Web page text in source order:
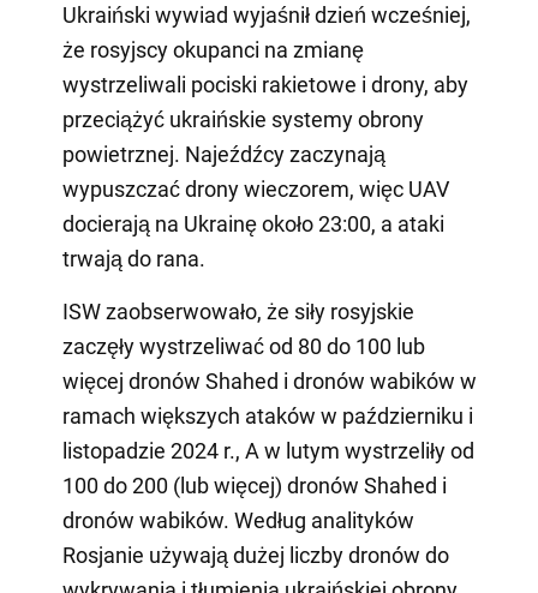
Ukraiński wywiad wyjaśnił dzień wcześniej,
że rosyjscy okupanci na zmianę
wystrzeliwali pociski rakietowe i drony, aby
przeciążyć ukraińskie systemy obrony
powietrznej. Najeźdźcy zaczynają
wypuszczać drony wieczorem, więc UAV
docierają na Ukrainę około 23:00, a ataki
trwają do rana.
ISW zaobserwowało, że siły rosyjskie
zaczęły wystrzeliwać od 80 do 100 lub
więcej dronów Shahed i dronów wabików w
ramach większych ataków w październiku i
listopadzie 2024 r., A w lutym wystrzeliły od
100 do 200 (lub więcej) dronów Shahed i
dronów wabików. Według analityków
Rosjanie używają dużej liczby dronów do